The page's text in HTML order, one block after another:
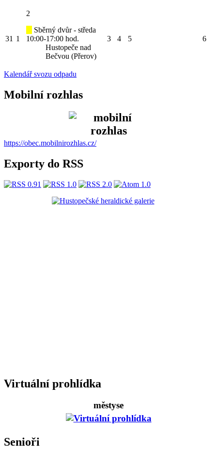
31 1
2
Sběrný dvůr - středa
10:00-17:00 hod.
Hustopeče nad
Bečvou (Přerov)
3 4 5 6
Kalendář svozu odpadu
Mobilní rozhlas
https://obec.mobilnirozhlas.cz/
Exporty do RSS
Virtuální prohlídka
městyse
Senioři